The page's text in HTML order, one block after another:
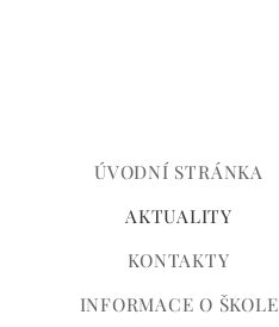
ÚVODNÍ STRÁNKA
AKTUALITY
KONTAKTY
INFORMACE O ŠKOLE